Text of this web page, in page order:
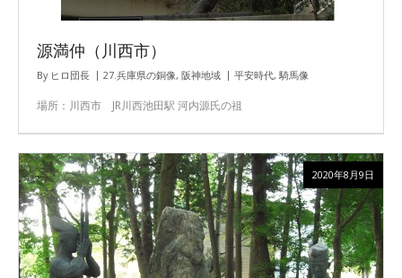
源満仲（川西市）
By ヒロ団長 27.兵庫県の銅像, 阪神地域 平安時代, 騎馬像
場所：川西市 JR川西池田駅 河内源氏の祖
2020年8月9日